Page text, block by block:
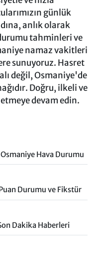
günlük
anlık olarak
tahminleri ve
namaz vakitleri
sunuyoruz. Hasret
değil, Osmaniye'de
Doğru, ilkeli ve
devam edin.
Osmaniye Hava Durumu
Durumu ve Fikstür
Dakika Haberleri